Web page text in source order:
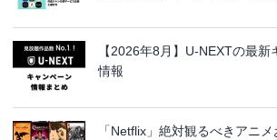
【2026年8月】U-NEXTの最新
情報
「Netflix」絶対観るべきアニ